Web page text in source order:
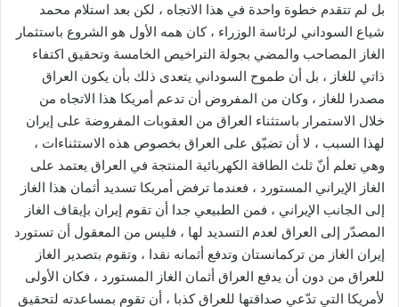
بل لم تتقدم خطوة واحدة في هذا الاتجاه ، لكن بعد استلام محمد
شياع السوداني لرئاسة الوزراء ، كان همه الأول هو الشروع باستثمار
الغاز المصاحب والمضي بجولة التراخيص الخامسة وتحقيق اكتفاء
ذاتي للغاز ، بل أن طموح السوداني يتعدى ذلك بأن يكون العراق
مصدرا للغاز ، وكان من المفروض أن تدعم أمريكا هذا الاتجاه من
خلال الاستمرار باستثناء العراق من العقوبات المفروضة على إيران
لهذا السبب ، لا أن تضيّق على العراق بخصوص هذه الاستثناءات ،
وهي تعلم أنّ ثلث الطاقة الكهربائية المنتجة في العراق يعتمد على
الغاز الإيراني المستورد ، فعندما ترفض أمريكا تسديد أثمان هذا الغاز
إلى الجانب الإيراني ، فمن الطبيعي جدا أن تقوم إيران بإيقاف الغاز
المصدّر إلى العراق لعدم التسديد لها ، فليس من المعقول أن تستورد
إيران الغاز من تركمانستان وتدفع أثمانه نقدا ، وتقوم بتصدير الغاز
للعراق من دون أن يدفع العراق أثمان الغاز المستورد ، فكان الأولى
لأمريكا التي تدّعي صداقتها للعراق كذبا ، أن تقوم بمساعدته لتحقيق